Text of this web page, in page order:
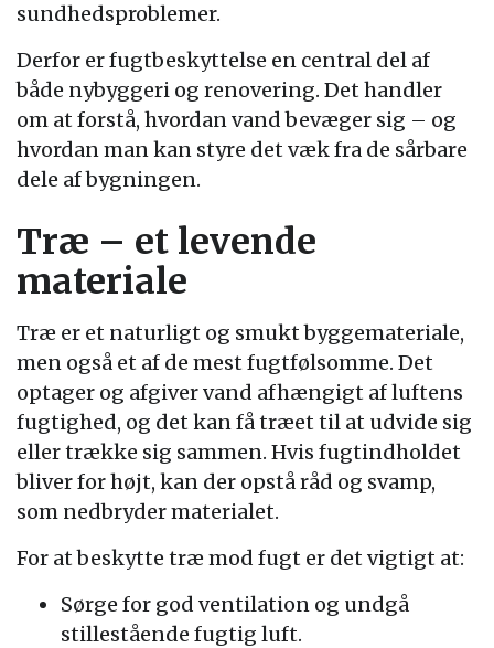
sundhedsproblemer.
Derfor er fugtbeskyttelse en central del af
både nybyggeri og renovering. Det handler
om at forstå, hvordan vand bevæger sig – og
hvordan man kan styre det væk fra de sårbare
dele af bygningen.
Træ – et levende
materiale
Træ er et naturligt og smukt byggemateriale,
men også et af de mest fugtfølsomme. Det
optager og afgiver vand afhængigt af luftens
fugtighed, og det kan få træet til at udvide sig
eller trække sig sammen. Hvis fugtindholdet
bliver for højt, kan der opstå råd og svamp,
som nedbryder materialet.
For at beskytte træ mod fugt er det vigtigt at:
Sørge for god ventilation og undgå
stillestående fugtig luft.